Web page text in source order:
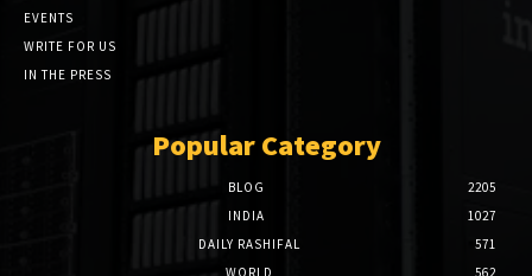
EVENTS
WRITE FOR US
IN THE PRESS
Popular Category
BLOG
2205
INDIA
1027
DAILY RASHIFAL
571
WORLD
562